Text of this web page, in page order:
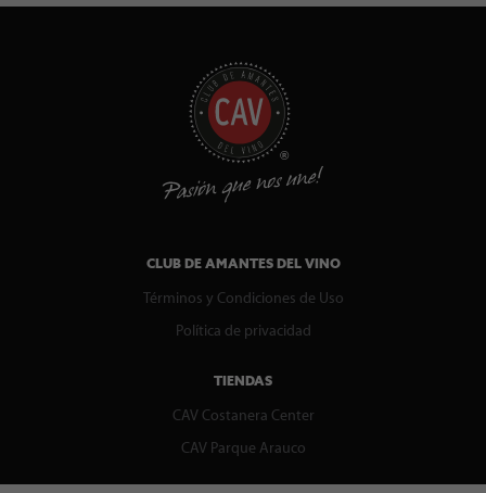
CLUB DE AMANTES DEL VINO
Términos y Condiciones de Uso
Política de privacidad
TIENDAS
CAV Costanera Center
CAV Parque Arauco